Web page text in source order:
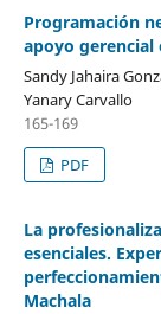
Programación
apoyo gerencial
Sandy Jahaira
Yanary Carvallo
165-169
PDF
La
esenciales.
Machala